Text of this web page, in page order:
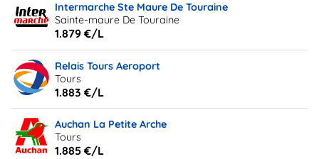
Intermarche Ste Maure De Touraine
Sainte-maure De Touraine
1.879 €/L
Relais Tours Aeroport
Tours
1.883 €/L
Auchan La Petite Arche
Tours
1.885 €/L